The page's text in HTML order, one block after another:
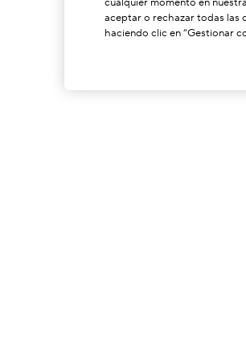
aceptar o rechazar todas las
haciendo clic en “Gestionar